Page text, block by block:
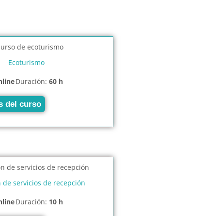
Ecoturismo
Duración: 60 h
del curso
de servicios de recepción
Duración: 10 h